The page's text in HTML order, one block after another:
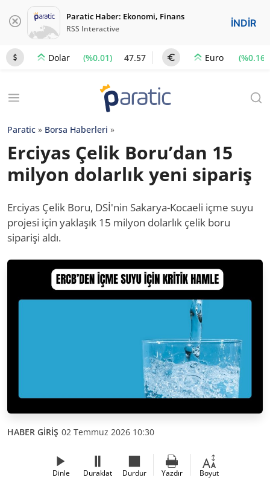
Paratic Haber: Ekonomi, Finans
RSS Interactive İNDİR
Dolar (%0.01) 47.57 Euro (%0.16)
Paratic » Borsa Haberleri »
Erciyas Çelik Boru’dan 15
milyon dolarlık yeni sipariş
Erciyas Çelik Boru, DSİ'nin Sakarya-Kocaeli içme suyu
projesi için yaklaşık 15 milyon dolarlık çelik boru
siparişi aldı.
HABER GİRİŞ 02 Temmuz 2026 10:30
Dinle Duraklat Durdur Yazdır Boyut